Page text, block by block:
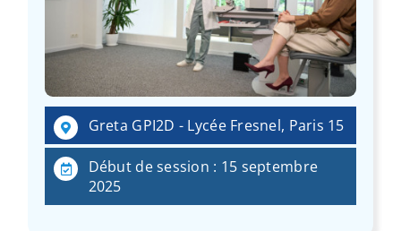
Greta GPI2D - Lycée Fresnel, Paris 15
Début de session : 15 septembre
2025